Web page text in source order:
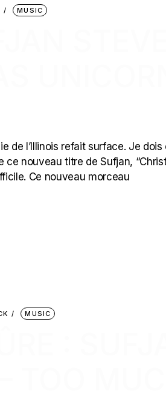
MUSIC
de l’Illinois refait surface. Je
nouveau titre de Sufjan,
Ce nouveau morceau
MUSIC